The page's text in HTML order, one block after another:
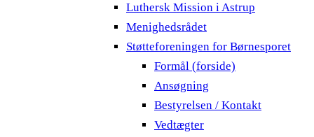
Luthersk Mission i Astrup
Menighedsrådet
Støtteforeningen for Børnesporet
Formål (forside)
Ansøgning
Bestyrelsen / Kontakt
Vedtægter